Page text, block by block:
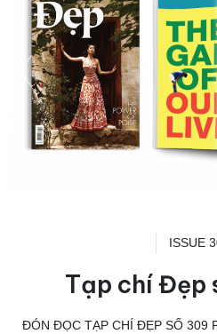
ISSUE
Tạp chí Đẹp
ĐÓN ĐỌC TẠP CHÍ ĐẸP SỐ 309